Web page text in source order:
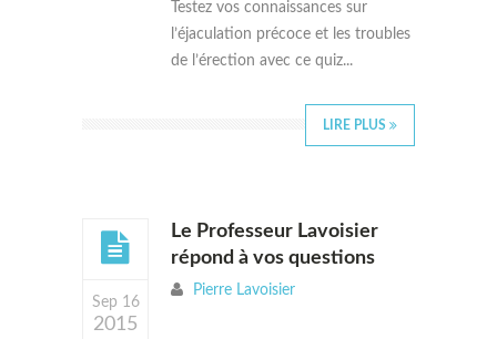
Testez vos connaissances sur
l’éjaculation précoce et les troubles
de l’érection avec ce quiz...
LIRE PLUS
Sep 16
2015
Le Professeur Lavoisier
répond à vos questions
Pierre Lavoisier